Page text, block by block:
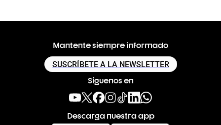
Mantente siempre informado
SUSCRÍBETE A LA NEWSLETTER
Síguenos en
Descarga nuestra app